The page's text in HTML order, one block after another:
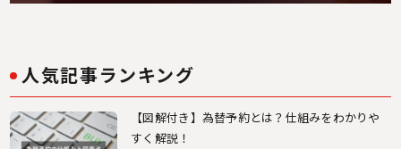
人気記事ランキング
【図解付き】為替予約とは？仕組みをわかりや
すく解説！